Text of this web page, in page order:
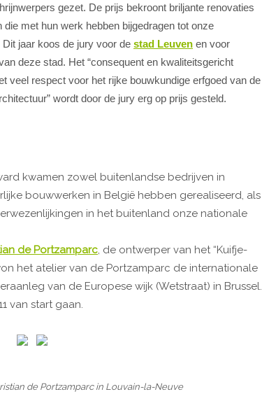
gezet. De prijs bekroont briljante renovaties
met hun werk hebben bijgedragen tot onze
jaar koos de jury voor de stad Leuven en voor
deze stad. Het “consequent en kwaliteitsgericht
veel respect voor het rijke bouwkundige erfgoed van de
wordt door de jury erg op prijs gesteld.
kwamen zowel buitenlandse bedrijven in
bouwwerken in België hebben gerealiseerd, als
in het buitenland onze nationale
de Portzamparc, de ontwerper van het “Kuifje-
het atelier van de Portzamparc de internationale
van de Europese wijk (Wetstraat) in Brussel.
van start gaan.
de Portzamparc in Louvain-la-Neuve